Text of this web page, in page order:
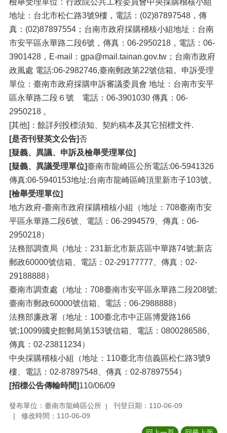
檢舉受理單位：行政院公共工程委員會中央採購稽核小組
地址：台北市松仁路3號9樓，電話：(02)87897548，傳
真：(02)87897554；台南市政府採購稽核小組地址：台南
市安平區永華路二段6號，傳真：06-2950218，電話：06-
3901428，E-mail：gpa@mail.tainan.gov.tw；台南市政府
政風處 電話:06-2982746,臺南郵政第22號信箱。申訴受理
單位：臺南市政府採購申訴審議委員會 地址：台南市安平
區永華路二段６號 電話：06-3901030 傳真：06-
2950218 。
[其他]：餘詳列投標須知、契約稿本及其它招標文件.
[是否刊登英文公告]否
[疑義、異議、申訴及檢舉受理單位]
[疑義、異議受理單位]臺南市龍崎區公所電話:06-5941326
傳真:06-5940153地址:台南市龍崎區崎頂里新市子103號。
[檢舉受理單位]
地方政府-臺南市政府採購稽核小組（地址：708臺南市安
平區永華路二段6號、電話：06-2994579、傳真：06-
2950218）
法務部調查局（地址：231新北市新店區中華路74號;新店
郵政60000號信箱、電話：02-29177777、傳真：02-
29188888）
臺南市調查處（地址：708臺南市安平區永華路二段208號;
臺南市郵政60000號信箱、電話：06-2988888）
法務部廉政署（地址：100臺北市中正區博愛路166
號;10099國史館郵局第153號信箱、電話：0800286586、
傳真：02-23811234）
中央採購稽核小組（地址：110臺北市信義區松仁路3號9
樓、電話：02-87897548、傳真：02-87897554）
[招標公告傳輸時間]110/06/09
發布單位：臺南市龍崎區公所
刊登日期：110-06-09
修改時間：110-06-09